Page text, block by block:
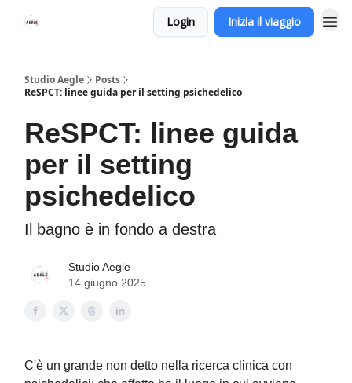
Login Inizia il viaggio
Studio Aegle
Posts
ReSPCT: linee guida per il setting psichedelico
ReSPCT: linee guida
per il setting
psichedelico
Il bagno è in fondo a destra
Studio Aegle
14 giugno 2025
C'è un grande non detto nella ricerca clinica con